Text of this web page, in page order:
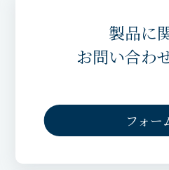
製品に
お問い合わ
フォー